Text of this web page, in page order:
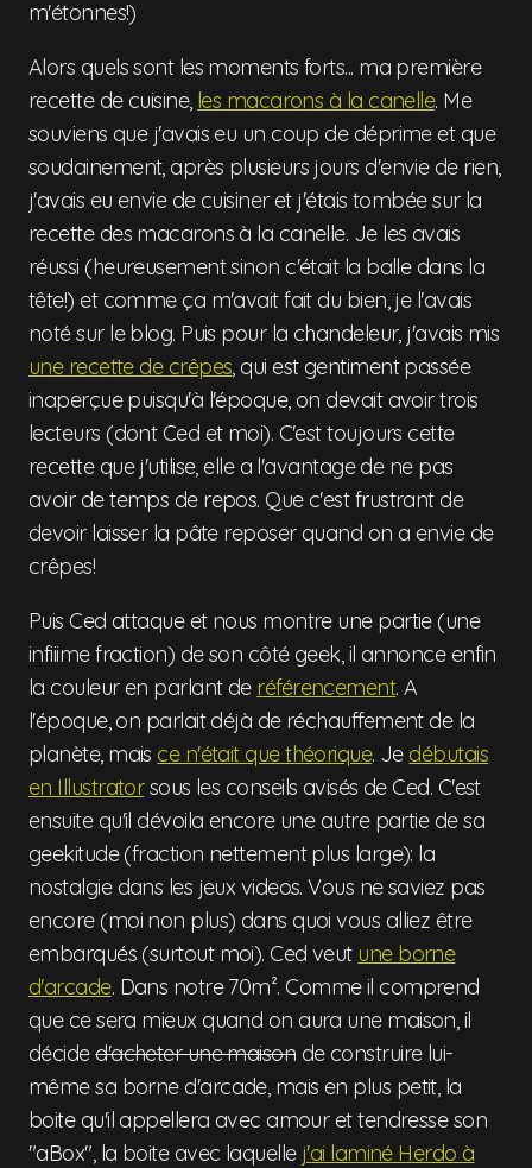
m'étonnes!)
Alors quels sont les moments forts... ma première
recette de cuisine, les macarons à la canelle. Me
souviens que j'avais eu un coup de déprime et que
soudainement, après plusieurs jours d'envie de rien,
j'avais eu envie de cuisiner et j'étais tombée sur la
recette des macarons à la canelle. Je les avais
réussi (heureusement sinon c'était la balle dans la
tête!) et comme ça m'avait fait du bien, je l'avais
noté sur le blog. Puis pour la chandeleur, j'avais mis
une recette de crêpes, qui est gentiment passée
inaperçue puisqu'à l'époque, on devait avoir trois
lecteurs (dont Ced et moi). C'est toujours cette
recette que j'utilise, elle a l'avantage de ne pas
avoir de temps de repos. Que c'est frustrant de
devoir laisser la pâte reposer quand on a envie de
crêpes!
Puis Ced attaque et nous montre une partie (une
infiiime fraction) de son côté geek, il annonce enfin
la couleur en parlant de référencement. A
l'époque, on parlait déjà de réchauffement de la
planète, mais ce n'était que théorique. Je débutais
en Illustratorsous les conseils avisés de Ced. C'est
ensuite qu'il dévoila encore une autre partie de sa
geekitude (fraction nettement plus large): la
nostalgie dans les jeux videos. Vous ne saviez pas
encore (moi non plus) dans quoi vous alliez être
embarqués (surtout moi). Ced veut une borne
d'arcade. Dans notre 70m². Comme il comprend
que ce sera mieux quand on aura une maison, il
décided'acheter une maisonde construire lui-
même sa borne d'arcade, mais en plus petit, la
boite qu'il appellera avec amour et tendresse son
"aBox", la boite avec laquelle j'ai laminé Herdo à